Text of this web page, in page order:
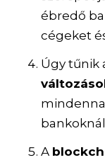
ébredő
cégeket
Úgy tűnik
A